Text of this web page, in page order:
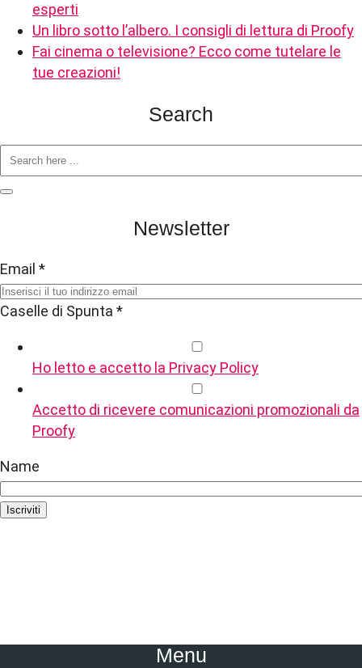
esperti
Un libro sotto l’albero. I consigli di lettura di Proofy
Fai cinema o televisione? Ecco come tutelare le
tue creazioni!
Search
Newsletter
Email *
Caselle di Spunta *
Ho letto e accetto la Privacy Policy
Accetto di ricevere comunicazioni promozionali da
Proofy
Name
Iscriviti
Menu